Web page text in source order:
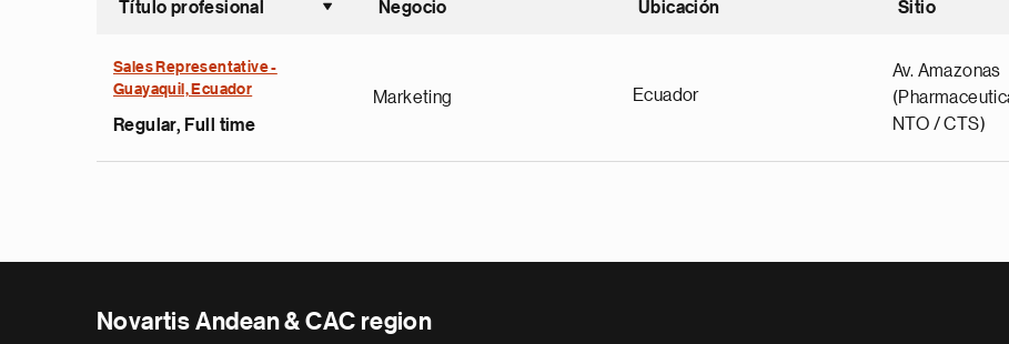
Título profesional
Ordenar ascendente
Negocio Ubicación Sitio
Sales Representative -
Guayaquil, Ecuador
Regular, Full time
Marketing Ecuador
Av. Amazonas
NTO / CTS)
Novartis Andean & CAC region